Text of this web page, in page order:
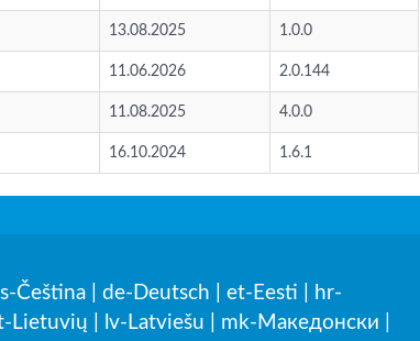
13.08.2025 1.0.0
11.06.2026 2.0.144
11.08.2025 4.0.0
16.10.2024 1.6.1
Čeština de-Deutsch et-Eesti
hr-
Lietuvių lv-Latviešu mk-Македонски